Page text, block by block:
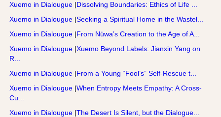
Xuemo in Dialougue |Dissolving Boundaries: Ethics of Life ...
Xuemo in Dialougue |Seeking a Spiritual Home in the Wastel...
Xuemo in Dialougue |From Nüwa’s Creation to the Age of A...
Xuemo in Dialougue |Xuemo Beyond Labels: Jianxin Yang on
R...
Xuemo in Dialougue |From a Young “Fool’s” Self-Rescue t...
Xuemo in Dialougue |When Entropy Meets Empathy: A Cross-
Cu...
Xuemo in Dialougue |The Desert Is Silent, but the Dialogue...